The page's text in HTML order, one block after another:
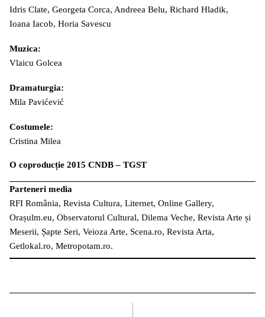
Idris Clate, Georgeta Corca, Andreea Belu, Richard Hladik,
Ioana Iacob, Horia Savescu
Muzica:
Vlaicu Golcea
Dramaturgia:
Mila Pavićević
Costumele:
Cristina Milea
O coproducție 2015 CNDB – TGST
Parteneri media
RFI România, Revista Cultura, Liternet, Online Gallery,
Orașulm.eu, Observatorul Cultural, Dilema Veche, Revista Arte și
Meserii, Șapte Seri, Veioza Arte, Scena.ro, Revista Arta,
Getlokal.ro, Metropotam.ro.